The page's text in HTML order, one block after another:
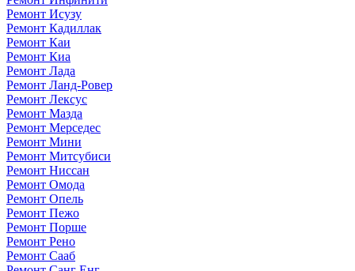
Ремонт Исузу
Ремонт Кадиллак
Ремонт Каи
Ремонт Киа
Ремонт Лада
Ремонт Ланд-Ровер
Ремонт Лексус
Ремонт Мазда
Ремонт Мерседес
Ремонт Мини
Ремонт Митсубиси
Ремонт Ниссан
Ремонт Омода
Ремонт Опель
Ремонт Пежо
Ремонт Порше
Ремонт Рено
Ремонт Сааб